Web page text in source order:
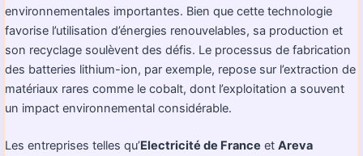
environnementales importantes. Bien que cette technologie
favorise l’utilisation d’énergies renouvelables, sa production et
son recyclage soulèvent des défis. Le processus de fabrication
des batteries lithium-ion, par exemple, repose sur l’extraction de
matériaux rares comme le cobalt, dont l’exploitation a souvent
un impact environnemental considérable.
Les entreprises telles qu’Electricité de France et Areva